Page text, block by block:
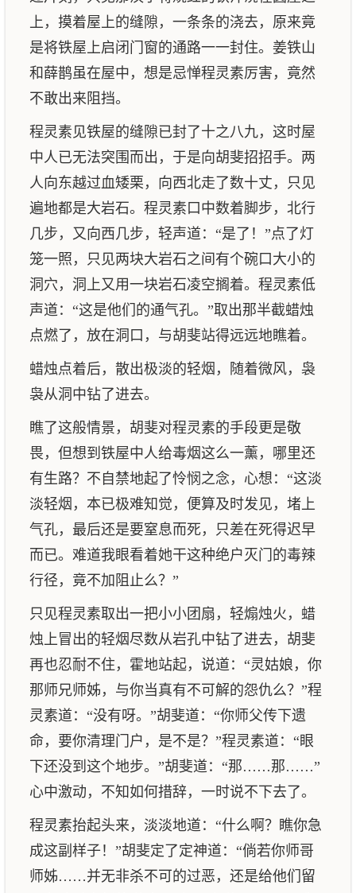
上，摸着屋上的缝隙，一条条的浇去，原来竟
是将铁屋上启闭门窗的通路一一封住。姜铁山
和薛鹊虽在屋中，想是忌惮程灵素厉害，竟然
不敢出来阻挡。
程灵素见铁屋的缝隙已封了十之八九，这时屋
中人已无法突围而出，于是向胡斐招招手。两
人向东越过血矮栗，向西北走了数十丈，只见
遍地都是大岩石。程灵素口中数着脚步，北行
几步，又向西几步，轻声道：“是了！”点了灯
笼一照，只见两块大岩石之间有个碗口大小的
洞穴，洞上又用一块岩石凌空搁着。程灵素低
声道：“这是他们的通气孔。”取出那半截蜡烛
点燃了，放在洞口，与胡斐站得远远地瞧着。
蜡烛点着后，散出极淡的轻烟，随着微风，袅
袅从洞中钻了进去。
瞧了这般情景，胡斐对程灵素的手段更是敬
畏，但想到铁屋中人给毒烟这么一薰，哪里还
有生路？不自禁地起了怜悯之念，心想：“这淡
淡轻烟，本已极难知觉，便算及时发见，堵上
气孔，最后还是要窒息而死，只差在死得迟早
而已。难道我眼看着她干这种绝户灭门的毒辣
行径，竟不加阻止么？”
只见程灵素取出一把小小团扇，轻煽烛火，蜡
烛上冒出的轻烟尽数从岩孔中钻了进去，胡斐
再也忍耐不住，霍地站起，说道：“灵姑娘，你
那师兄师姊，与你当真有不可解的怨仇么？”程
灵素道：“没有呀。”胡斐道：“你师父传下遗
命，要你清理门户，是不是？”程灵素道：“眼
下还没到这个地步。”胡斐道：“那……那……”
心中激动，不知如何措辞，一时说不下去了。
程灵素抬起头来，淡淡地道：“什么啊？瞧你急
成这副样子！”胡斐定了定神道：“倘若你师哥
师姊……并无非杀不可的过恶，还是给他们留